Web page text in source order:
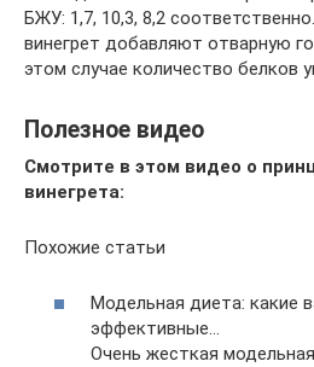
БЖУ: 1,7, 10,3, 8,2
винегрет добавляют отварную
этом случае количество белков
Полезное видео
Смотрите в этом видео о
винегрета:
Похожие статьи
Модельная диета: какие
эффективные…
Очень жесткая